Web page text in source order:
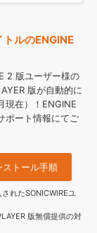
ルのENGINE
2 版ユーザー様の
版が自動的に
現在）！ENGINE
ポート情報にてご
ストール手順
れたSONICWIREユ
版無償提供の対